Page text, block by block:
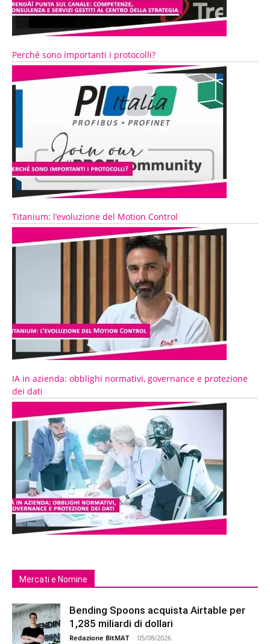
Perché sono importanti i protocolli?
Titanium: l’evoluzione del Motion Control
IA in azienda: obblighi normativi, governance e protezione
dei dati
Mercati e Nomine
Bending Spoons acquista Airtable per
1,285 miliardi di dollari
Redazione BitMAT - 05/08/2026